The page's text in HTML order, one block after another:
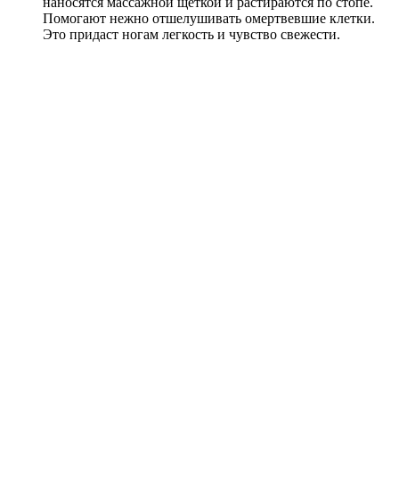
Помогают нежно отшелушивать омертвевшие клетки.
Это придаст ногам легкость и чувство свежести.